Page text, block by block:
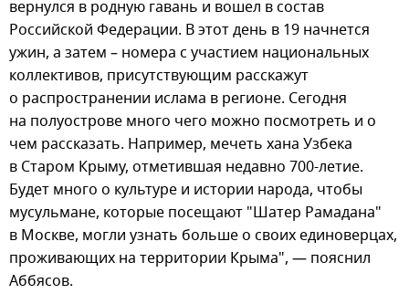
вернулся в родную гавань и вошел в состав
Российской Федерации. В этот день в 19 начнется
ужин, а затем – номера с участием национальных
коллективов, присутствующим расскажут
о распространении ислама в регионе. Сегодня
на полуострове много чего можно посмотреть и о
чем рассказать. Например, мечеть хана Узбека
в Старом Крыму, отметившая недавно 700-летие.
Будет много о культуре и истории народа, чтобы
мусульмане, которые посещают "Шатер Рамадана"
в Москве, могли узнать больше о своих единоверцах,
проживающих на территории Крыма", — пояснил
Аббясов.